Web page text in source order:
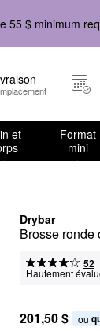
55 $ minimum
et
Format
mini
Drybar
Brosse ronde
52
Hautement
201,50 $ ou